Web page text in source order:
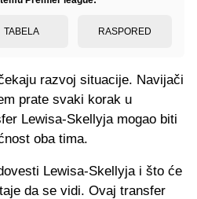
TABELA RASPORED
razvoj situacije. Navijači
prate svaki korak u
Lewisa-Skellyja mogao biti
oba tima.
Lewisa-Skellyja i što će
da se vidi. Ovaj transfer